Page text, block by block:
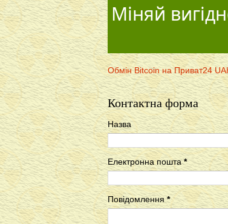
Міняй
Обмін Bitcoin на Приват24
Контактна форма
Назва
Електронна пошта*
Повідомлення*